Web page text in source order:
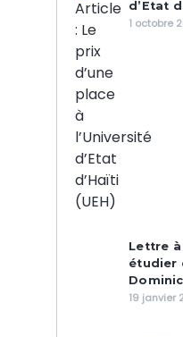
d’Etat
1 octobre
Lettre
étudier
19 janvier